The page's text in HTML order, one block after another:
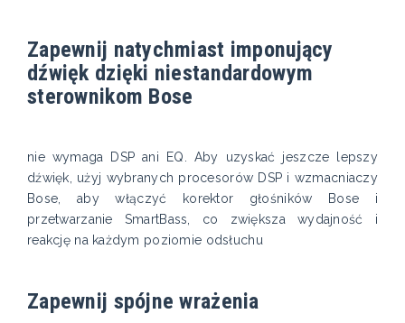
Zapewnij natychmiast imponujący
dźwięk dzięki niestandardowym
sterownikom Bose
nie wymaga DSP ani EQ. Aby uzyskać jeszcze lepszy
dźwięk, użyj wybranych procesorów DSP i wzmacniaczy
Bose, aby włączyć korektor głośników Bose i
przetwarzanie SmartBass, co zwiększa wydajność i
reakcję na każdym poziomie odsłuchu
Zapewnij spójne wrażenia